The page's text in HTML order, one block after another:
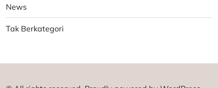
News
Tak Berkategori